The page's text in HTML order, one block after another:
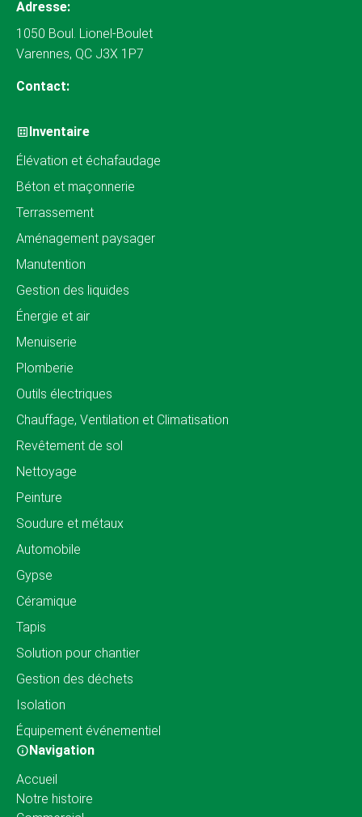
Adresse:
1050 Boul. Lionel-Boulet
Varennes, QC J3X 1P7
Contact:
Inventaire
Élévation et échafaudage
Béton et maçonnerie
Terrassement
Aménagement paysager
Manutention
Gestion des liquides
Énergie et air
Menuiserie
Plomberie
Outils électriques
Chauffage, Ventilation et Climatisation
Revêtement de sol
Nettoyage
Peinture
Soudure et métaux
Automobile
Gypse
Céramique
Tapis
Solution pour chantier
Gestion des déchets
Isolation
Équipement événementiel
Navigation
Accueil
Notre histoire